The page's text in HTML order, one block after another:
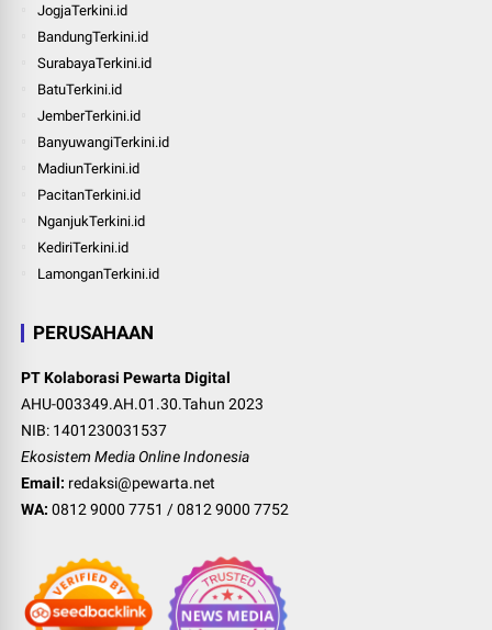
JogjaTerkini.id
BandungTerkini.id
SurabayaTerkini.id
BatuTerkini.id
JemberTerkini.id
BanyuwangiTerkini.id
MadiunTerkini.id
PacitanTerkini.id
NganjukTerkini.id
KediriTerkini.id
LamonganTerkini.id
PERUSAHAAN
PT Kolaborasi Pewarta Digital
AHU-003349.AH.01.30.Tahun 2023
NIB: 1401230031537
Ekosistem Media Online Indonesia
Email: redaksi@pewarta.net
WA: 0812 9000 7751 /0812 9000 7752